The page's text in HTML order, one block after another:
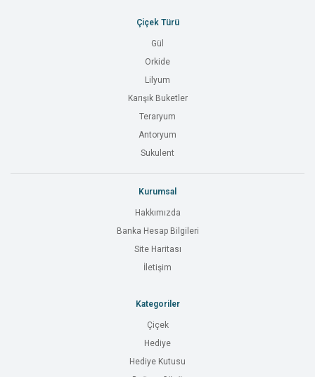
Çiçek Türü
Gül
Orkide
Lilyum
Karışık Buketler
Teraryum
Antoryum
Sukulent
Kurumsal
Hakkımızda
Banka Hesap Bilgileri
Site Haritası
İletişim
Kategoriler
Çiçek
Hediye
Hediye Kutusu